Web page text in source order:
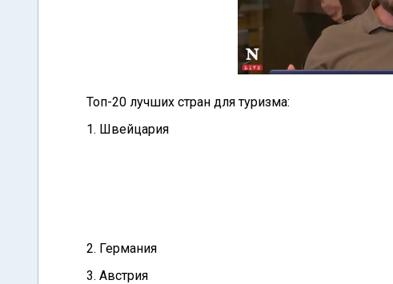
Топ-20 лучших стран для туризма:
1. Швейцария
2. Германия
3. Австрия